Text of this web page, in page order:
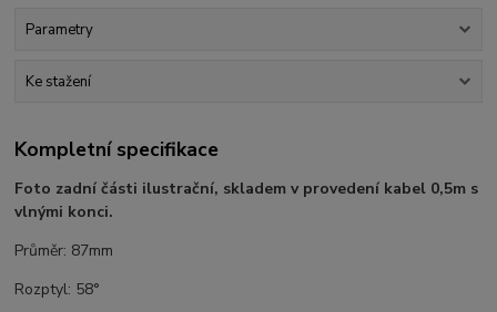
Parametry
Ke stažení
Kompletní specifikace
Foto zadní části ilustrační, skladem v provedení kabel 0,5m s
vlnými konci.
Průměr: 87mm
Rozptyl: 58°